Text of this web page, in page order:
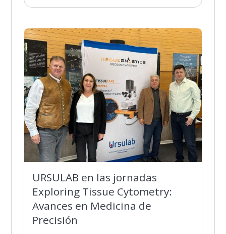
URSULAB en las jornadas
Exploring Tissue Cytometry:
Avances en Medicina de
Precisión